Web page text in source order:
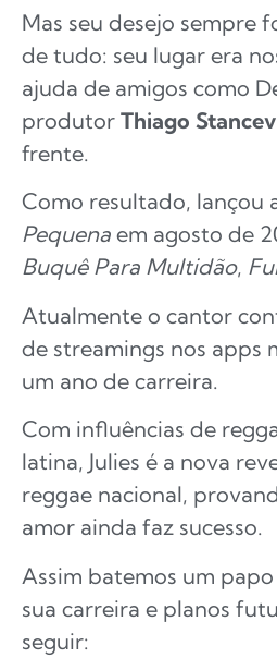
Mas seu desejo sempre
de tudo: seu lugar era
ajuda de amigos como
produtor Thiago Stancev
frente.
Como resultado, lançou
Pequena em agosto de
Buquê Para Multidão,
Atualmente o cantor
de streamings nos apps
um ano de carreira.
Com influências de
latina, Julies é a nova
reggae nacional,
amor ainda faz sucesso.
Assim batemos um
sua carreira e planos
seguir: